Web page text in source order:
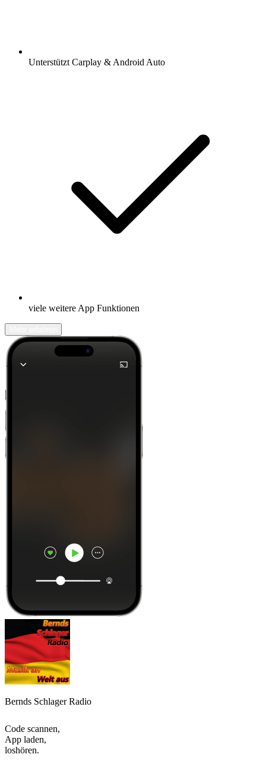
Unterstützt Carplay & Android Auto
viele weitere App Funktionen
Bernds Schlager Radio
Code scannen,
App laden,
loshören.